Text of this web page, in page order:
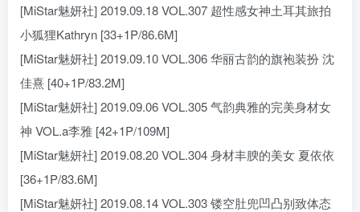
[MiStar魅妍社] 2019.09.18 VOL.307 超性感女神土耳其旅拍
小狐狸Kathryn [33+1P/86.6M]
[MiStar魅妍社] 2019.09.10 VOL.306 华丽古韵的旗袍装扮 沈
佳熹 [40+1P/83.2M]
[MiStar魅妍社] 2019.09.06 VOL.305 气韵典雅的完美身材女
神 VOL.a李雅 [42+1P/109M]
[MiStar魅妍社] 2019.08.20 VOL.304 身材丰腴的美女 夏依依
[36+1P/83.6M]
[MiStar魅妍社] 2019.08.14 VOL.303 镂空肚兜凹凸别致体态